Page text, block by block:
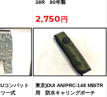
38R 80年製
2,750
コンバット
ツ一式
東京)DUI AN/PRC-148 MBITR
用 防水キャリングポーチ